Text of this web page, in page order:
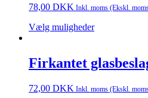
78,00 DKK Inkl. moms (Ekskl.
Vælg muligheder
Firkantet
72,00 DKK Inkl. moms (Ekskl.